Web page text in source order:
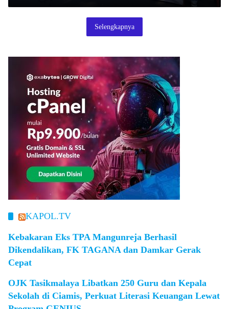
Selengkapnya
KAPOL.TV
Kebakaran Eks TPA Mangunreja Berhasil
Dikendalikan, FK TAGANA dan Damkar Gerak
Cepat
OJK Tasikmalaya Libatkan 250 Guru dan Kepala
Sekolah di Ciamis, Perkuat Literasi Keuangan Lewat